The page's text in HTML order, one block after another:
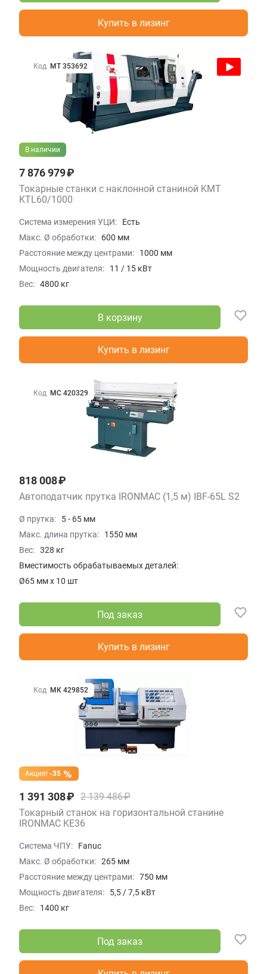
Купить в лизинг
В наличии
7 876 979 ₽
Токарные станки с наклонной станиной KMT
KTL60/1000
Система измерения УЦИ:
Есть
Макс. Ø обработки:
600 мм
Расстояние между центрами:
1000 мм
Мощность двигателя:
11 / 15 кВт
Вес: 4800 кг
В корзину
Купить в лизинг
Код МТ 353692
818 008 ₽
Автоподатчик прутка IRONMAC (1,5 м) IBF-65L S2
Ø прутка:
5 - 65 мм
Макс. длина прутка:
1550 мм
Вес: 328 кг
Вместимость обрабатываемых деталей:
Ø65 мм х 10 шт
Под заказ
Купить в лизинг
Код МС 420329
Акция! -35
1 391 308 ₽ 2 139 486 ₽
Токарный станок на горизонтальной станине
IRONMAC KE36
Система ЧПУ:
Fanuc
Макс. Ø обработки: 265 мм
Расстояние между центрами: 750 мм
Мощность двигателя:
5,5 / 7,5 кВт
Вес:
1400 кг
Под заказ
Код МК 429852